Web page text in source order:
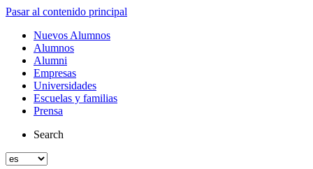
Pasar al contenido principal
Nuevos Alumnos
Alumnos
Alumni
Empresas
Universidades
Escuelas y familias
Prensa
Search